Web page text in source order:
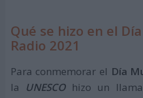
Qué se hizo en el
Radio 2021
Para conmemorar el Día
la UNESCOhizo un